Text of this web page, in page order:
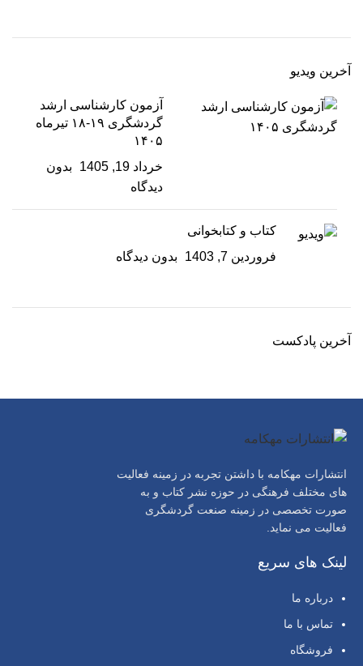
آخرین ویدیو
آزمون کارشناسی ارشد
گردشگری ۱۹-۱۸ تیرماه
۱۴۰۵
خرداد 19, 1405
بدون
دیدگاه
کتاب و کتابخوانی
فروردین 7, 1403
بدون دیدگاه
آخرین پادکست
انتشارات مهکامه با داشتن تجربه در زمینه فعالیت
های مختلف فرهنگی در حوزه نشر کتاب و به
صورت تخصصی در زمینه صنعت گردشگری
فعالیت می نماید.
لینک های سریع
درباره ما
تماس با ما
فروشگاه